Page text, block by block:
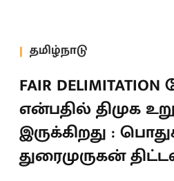
தமிழ்நாடு
FAIR
என்பதில் திமுக
இருக்கிறது :
துரைமுருகன்